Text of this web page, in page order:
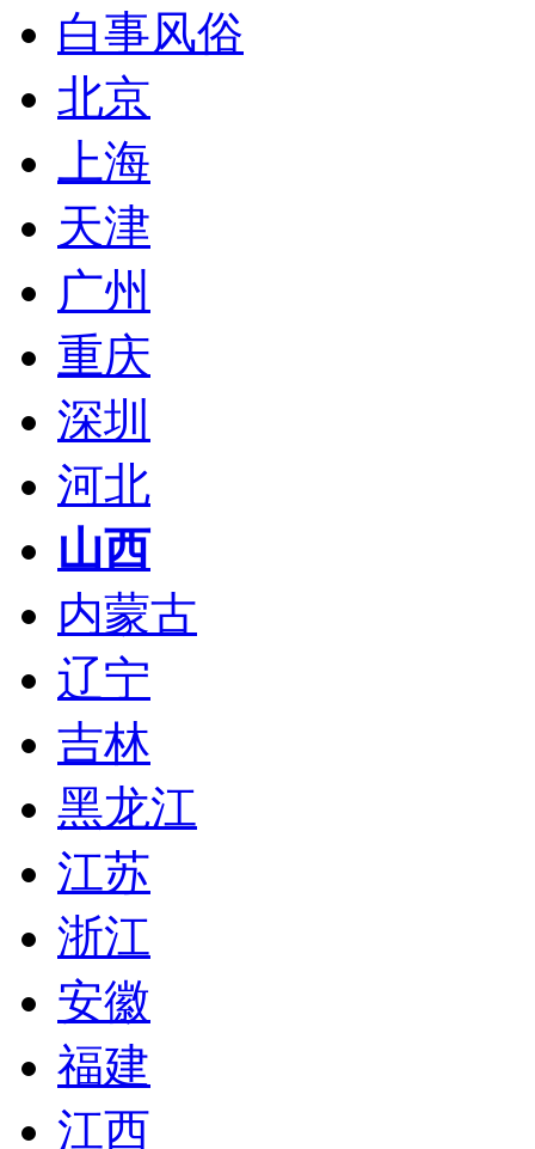
白事风俗
北京
上海
天津
广州
重庆
深圳
河北
山西
内蒙古
辽宁
吉林
黑龙江
江苏
浙江
安徽
福建
江西